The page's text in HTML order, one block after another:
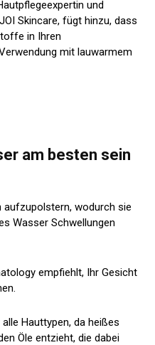
und
Skincare, fügt hinzu, dass
in Ihren
mit lauwarmem
am besten sein
aufzupolstern, wodurch sie
Wasser Schwellungen
empfiehlt, Ihr Gesicht
Hauttypen, da heißes
Öle entzieht, die dabei